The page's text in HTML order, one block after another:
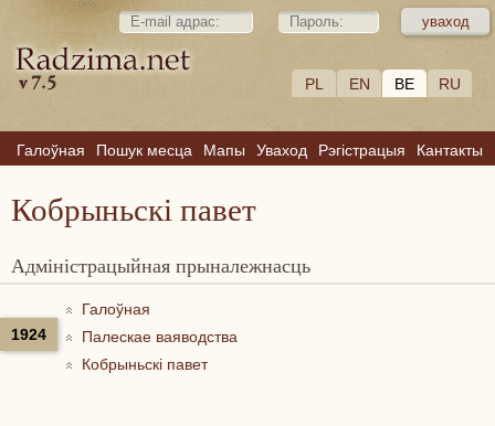
PL EN BE RU
Галоўная Пошук месца Мапы Уваход Рэгістрацыя Кантакты
Кобрыньскі павет
Адміністрацыйная прыналежнасць
1924
Галоўная
Палескае ваяводства
Кобрыньскі павет